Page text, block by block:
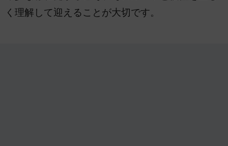
く理解して迎えることが大切です。